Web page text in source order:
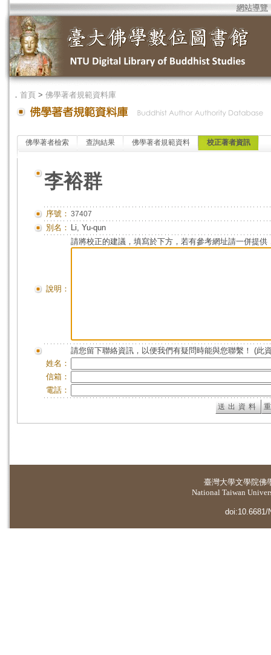
網站導覽
． 首頁 > 佛學著者規範資料庫
佛學著者檢索 查詢結果 佛學著者規範資料 校正著者資訊
李裕群
序號： 37407
別名： Li, Yu-qun
說明：
請將校正的建議，填寫於下方，若有參考網址請一併提供
請您留下聯絡資訊，以便我們有疑問時能與您聯繫！ (此
姓名：
信箱：
電話：
臺灣大學文學院佛
National Taiwan
doi:10.6681/